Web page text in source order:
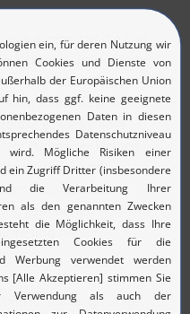
ermöglicht die End-
Netzwerkslices über
vom initialen Design
Anpassungen und
konsistente
Parameter können
im großen
– Komplexität
gesicherter
und hohem
ist auf langfristige